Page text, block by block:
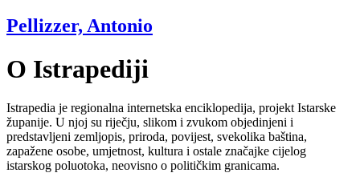
Pellizzer, Antonio
O Istrapediji
Istrapedia je regionalna internetska enciklopedija, projekt Istarske
županije. U njoj su riječju, slikom i zvukom objedinjeni i
predstavljeni zemljopis, priroda, povijest, svekolika baština,
zapažene osobe, umjetnost, kultura i ostale značajke cijelog
istarskog poluotoka, neovisno o političkim granicama.